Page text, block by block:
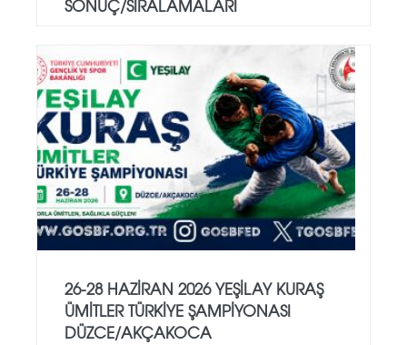
SONUÇ/SIRALAMALARI
26-28 HAZİRAN 2026 YEŞİLAY KURAŞ
ÜMİTLER TÜRKİYE ŞAMPİYONASI
DÜZCE/AKÇAKOCA